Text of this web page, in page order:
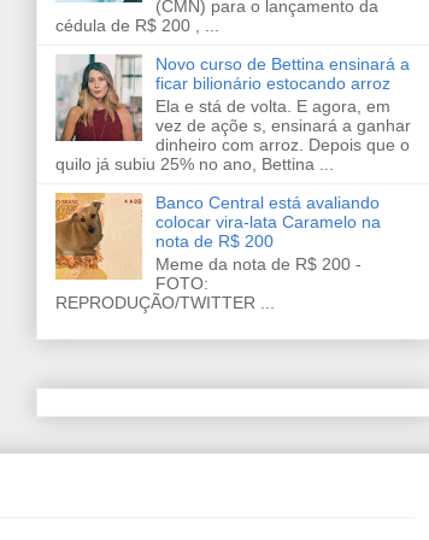
(CMN) para o lançamento da
cédula de R$ 200 , ...
Novo curso de Bettina ensinará a
ficar bilionário estocando arroz
Ela e stá de volta. E agora, em
vez de açõe s, ensinará a ganhar
dinheiro com arroz. Depois que o
quilo já subiu 25% no ano, Bettina ...
Banco Central está avaliando
colocar vira-lata Caramelo na
nota de R$ 200
Meme da nota de R$ 200 -
FOTO:
REPRODUÇÃO/TWITTER ...